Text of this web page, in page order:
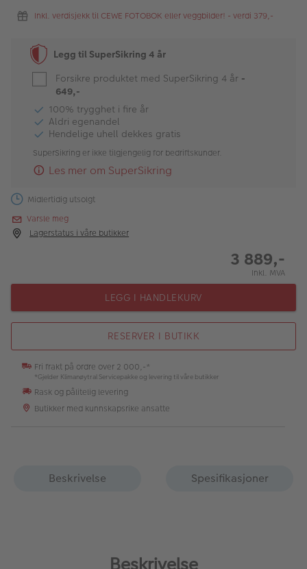
Merker
Bildeprodukter
Fotokurs
Inspirasjon
Butikkoversikt
Inkl. verdisjekk til CEWE FOTOBOK eller veggbilder! - verdi 379,-
Legg til SuperSikring 4 år
Forsikre produktet med SuperSikring 4 år -
649,-
100% trygghet i fire år
Aldri egenandel
Hendelige uhell dekkes gratis
SuperSikring er ikke tilgjengelig for bedriftskunder.
Les mer om SuperSikring
Midlertidig utsolgt
Varsle meg
Lagerstatus i våre butikker
3 889,-
Inkl. MVA
LEGG I HANDLEKURV
RESERVER I BUTIKK
Fri frakt på ordre over 2 000,-*
*Gjelder Klimanøytral Servicepakke og levering til våre butikker
Rask og pålitelig levering
Butikker med kunnskapsrike ansatte
Beskrivelse Spesifikasjoner